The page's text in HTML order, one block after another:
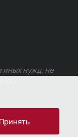
Принять
иных нужд, не